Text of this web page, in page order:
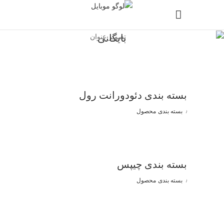
بایگانی
بسته بندی دئودورانت رول
بسته بندی محصول
بسته بندی چیپس
بسته بندی محصول